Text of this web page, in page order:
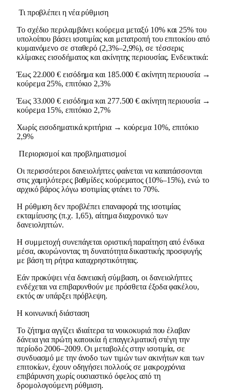
Τι προβλέπει η νέα ρύθμιση
Το σχέδιο περιλαμβάνει κούρεμα μεταξύ 10% και 25% του
υπολοίπου βάσει ισοτιμίας και μετατροπή του επιτοκίου από
κυμαινόμενο σε σταθερό (2,3%–2,9%), σε τέσσερις
κλίμακες εισοδήματος και ακίνητης περιουσίας. Ενδεικτικά:
Έως 22.000 € εισόδημα και 185.000 € ακίνητη περιουσία →
κούρεμα 25%, επιτόκιο 2,3%
Έως 33.000 € εισόδημα και 277.500 € ακίνητη περιουσία →
κούρεμα 15%, επιτόκιο 2,7%
Χωρίς εισοδηματικά κριτήρια → κούρεμα 10%, επιτόκιο
2,9%
Περιορισμοί και προβληματισμοί
Οι περισσότεροι δανειολήπτες φαίνεται να κατατάσσονται
στις χαμηλότερες βαθμίδες κούρεματος (10%–15%), ενώ το
αρχικό βάρος λόγω ισοτιμίας φτάνει το 70%.
Η ρύθμιση δεν προβλέπει επαναφορά της ισοτιμίας
εκταμίευσης (π.χ. 1,65), αίτημα διαχρονικό των
δανειοληπτών.
Η συμμετοχή συνεπάγεται οριστική παραίτηση από ένδικα
μέσα, ακυρώνοντας τη δυνατότητα δικαστικής προσφυγής
με βάση τη ρήτρα καταχρηστικότητας.
Εάν προκύψει νέα δανειακή σύμβαση, οι δανειολήπτες
ενδέχεται να επιβαρυνθούν με πρόσθετα έξοδα φακέλου,
εκτός αν υπάρξει πρόβλεψη.
Η κοινωνική διάσταση
Το ζήτημα αγγίζει ιδιαίτερα τα νοικοκυριά που έλαβαν
δάνεια για πρώτη κατοικία ή επαγγελματική στέγη την
περίοδο 2006–2009. Οι μεταβολές στην ισοτιμία, σε
συνδυασμό με την άνοδο των τιμών των ακινήτων και των
επιτοκίων, έχουν οδηγήσει πολλούς σε μακροχρόνια
επιβάρυνση χωρίς ουσιαστικό όφελος από τη
δρομολογούμενη ρύθμιση.